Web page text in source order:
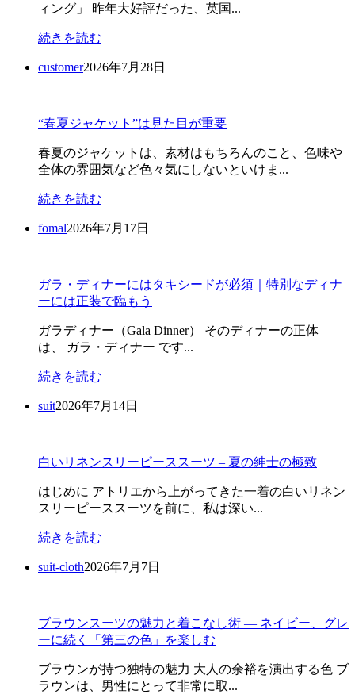
ィング」 昨年大好評だった、英国...
続きを読む
customer2026年7月28日
“春夏ジャケット”は見た目が重要
春夏のジャケットは、素材はもちろんのこと、色味や
全体の雰囲気など色々気にしないといけま...
続きを読む
fomal2026年7月17日
ガラ・ディナーにはタキシードが必須｜特別なディナ
ーには正装で臨もう
ガラディナー（Gala Dinner） そのディナーの正体
は、 ガラ・ディナー です...
続きを読む
suit2026年7月14日
白いリネンスリーピーススーツ – 夏の紳士の極致
はじめに アトリエから上がってきた一着の白いリネン
スリーピーススーツを前に、私は深い...
続きを読む
suit-cloth2026年7月7日
ブラウンスーツの魅力と着こなし術 ― ネイビー、グレ
ーに続く「第三の色」を楽しむ
ブラウンが持つ独特の魅力 大人の余裕を演出する色 ブ
ラウンは、男性にとって非常に取...